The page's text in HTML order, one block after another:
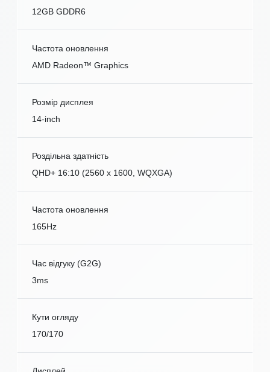
12GB GDDR6
Частота оновлення
AMD Radeon™ Graphics
Розмір дисплея
14-inch
Роздільна здатність
QHD+ 16:10 (2560 x 1600, WQXGA)
Частота оновлення
165Hz
Час відгуку (G2G)
3ms
Кути огляду
170/170